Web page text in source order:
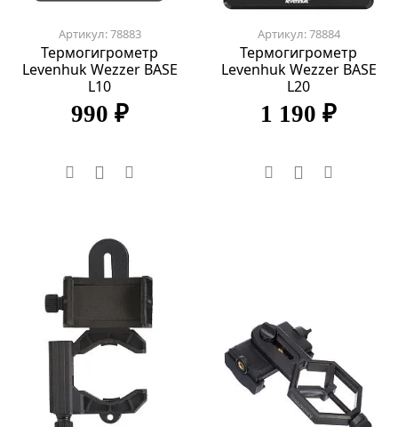
Артикул: 78883
Термогигрометр
Levenhuk Wezzer BASE
L10
990 ₽
Артикул: 78884
Термогигрометр
Levenhuk Wezzer BASE
L20
1 190 ₽